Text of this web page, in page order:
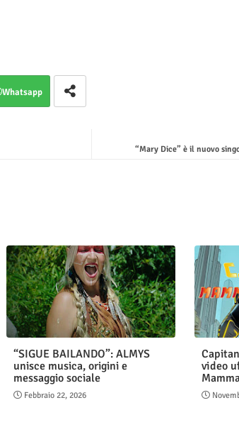
Whatsapp
“Mary Dice” è il nuovo
“SIGUE BAILANDO”: ALMYS
unisce musica, origini e
messaggio sociale
Febbraio 22, 2026
video